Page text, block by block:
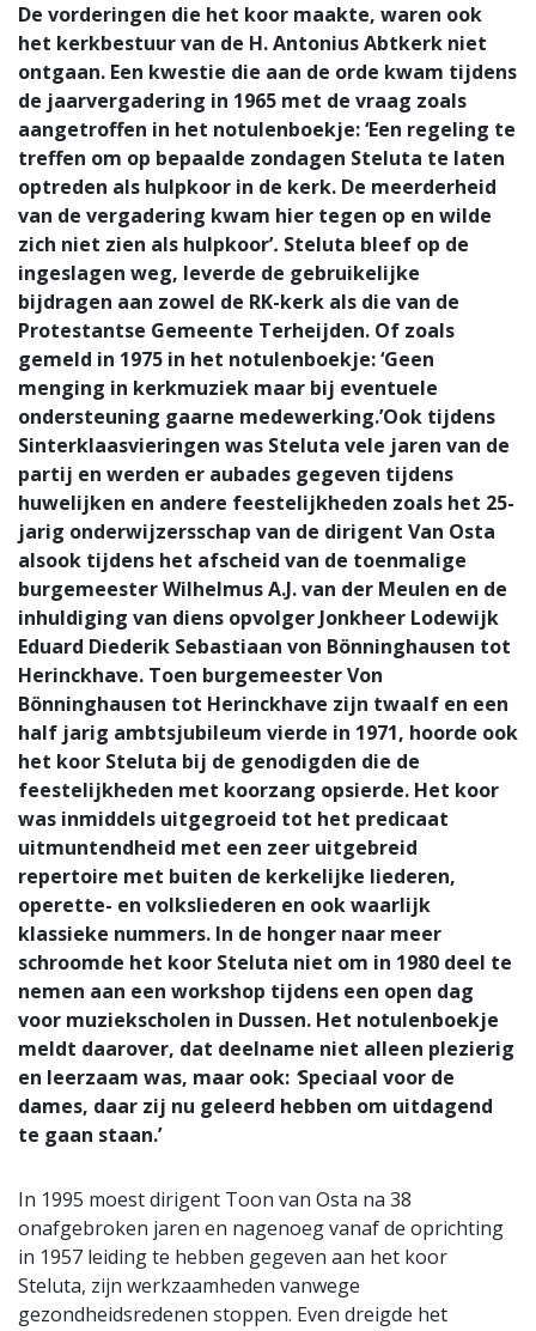
De vorderingen die het koor maakte, waren ook
het kerkbestuur van de H. Antonius Abtkerk niet
ontgaan. Een kwestie die aan de orde kwam tijdens
de jaarvergadering in 1965 met de vraag zoals
aangetroffen in het notulenboekje: ‘Een regeling te
treffen om op bepaalde zondagen Steluta te laten
optreden als hulpkoor in de kerk. De meerderheid
van de vergadering kwam hier tegen op en wilde
zich niet zien als hulpkoor’. Steluta bleef op de
ingeslagen weg, leverde de gebruikelijke
bijdragen aan zowel de RK-kerk als die van de
Protestantse Gemeente Terheijden. Of zoals
gemeld in 1975 in het notulenboekje: ‘Geen
menging in kerkmuziek maar bij eventuele
ondersteuning gaarne medewerking.’Ook tijdens
Sinterklaasvieringen was Steluta vele jaren van de
partij en werden er aubades gegeven tijdens
huwelijken en andere feestelijkheden zoals het 25-
jarig onderwijzersschap van de dirigent Van Osta
alsook tijdens het afscheid van de toenmalige
burgemeester Wilhelmus A.J. van der Meulen en de
inhuldiging van diens opvolger Jonkheer Lodewijk
Eduard Diederik Sebastiaan von Bönninghausen tot
Herinckhave. Toen burgemeester Von
Bönninghausen tot Herinckhave zijn twaalf en een
half jarig ambtsjubileum vierde in 1971, hoorde ook
het koor Steluta bij de genodigden die de
feestelijkheden met koorzang opsierde. Het koor
was inmiddels uitgegroeid tot het predicaat
uitmuntendheid met een zeer uitgebreid
repertoire met buiten de kerkelijke liederen,
operette- en volksliederen en ook waarlijk
klassieke nummers. In de honger naar meer
schroomde het koor Steluta niet om in 1980 deel te
nemen aan een workshop tijdens een open dag
voor muziekscholen in Dussen. Het notulenboekje
meldt daarover, dat deelname niet alleen plezierig
en leerzaam was, maar ook: ‘Speciaal voor de
dames, daar zij nu geleerd hebben om uitdagend
te gaan staan.’
In 1995 moest dirigent Toon van Osta na 38
onafgebroken jaren en nagenoeg vanaf de oprichting
in 1957 leiding te hebben gegeven aan het koor
Steluta, zijn werkzaamheden vanwege
gezondheidsredenen stoppen. Even dreigde het